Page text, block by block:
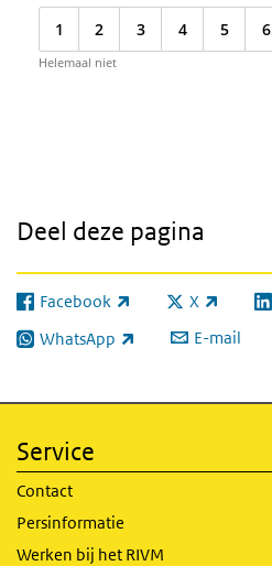
1 2 3 4 5 6
Helemaal niet
Deel deze pagina
Facebook
(externe link) X
(externe link)
WhatsApp
(externe link) E-mail
Service
Contact
Persinformatie
Werken bij het RIVM